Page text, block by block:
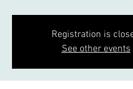
Registration is
See other events